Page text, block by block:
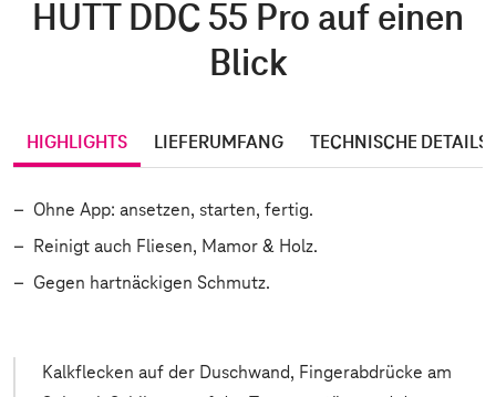
HUTT DDC 55 Pro auf einen
Blick
HIGHLIGHTS LIEFERUMFANG TECHNISCHE DETAILS
Ohne App: ansetzen, starten, fertig.
Reinigt auch Fliesen, Mamor & Holz.
Gegen hartnäckigen Schmutz.
Kalkflecken auf der Duschwand, Fingerabdrücke am